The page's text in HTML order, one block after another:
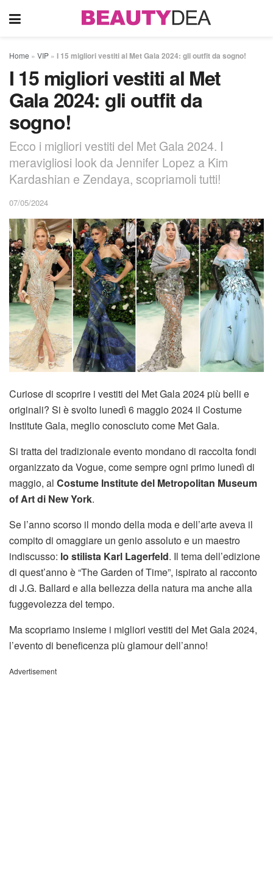
Home » VIP » I 15 migliori vestiti al Met Gala 2024: gli outfit da sogno!
I 15 migliori vestiti al Met
Gala 2024: gli outfit da
sogno!
Ecco i migliori vestiti del Met Gala 2024. I
meravigliosi look da Jennifer Lopez a Kim
Kardashian e Zendaya, scopriamoli tutti!
07/05/2024
Curiose di scoprire i vestiti del Met Gala 2024 più belli e
originali? Si è svolto lunedì 6 maggio 2024 il Costume
Institute Gala, meglio conosciuto come Met Gala.
Si tratta del tradizionale evento mondano di raccolta fondi
organizzato da Vogue, come sempre ogni primo lunedì di
maggio, al Costume Institute del Metropolitan Museum
of Art di New York.
Se l’anno scorso il mondo della moda e dell’arte aveva il
compito di omaggiare un genio assoluto e un maestro
indiscusso: lo stilista Karl Lagerfeld. Il tema dell’edizione
di quest’anno è “The Garden of Time”, ispirato al racconto
di J.G. Ballard e alla bellezza della natura ma anche alla
fuggevolezza del tempo.
Ma scopriamo insieme i migliori vestiti del Met Gala 2024,
l’evento di beneficenza più glamour dell’anno!
Advertisement